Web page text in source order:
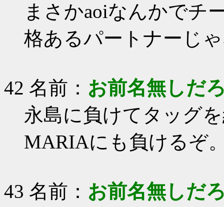
まさかaoiなんかでチ
格あるパートナーじ
42 名前： お前名無しだ
永島に負けてタッグ
MARIAにも負けるぞ
43 名前： お前名無しだ